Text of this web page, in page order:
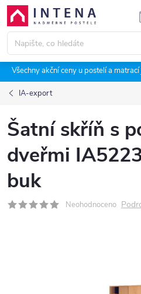
Přejít
obsah
Všechny akční ceny u postelí a
IA-export
Šatní skříň s
dveřmi
buk
Neohodnoceno